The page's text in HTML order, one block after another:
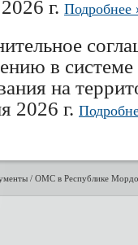
г. Подробнее
в системе
на
2026 г.
/ ОМС в Республике